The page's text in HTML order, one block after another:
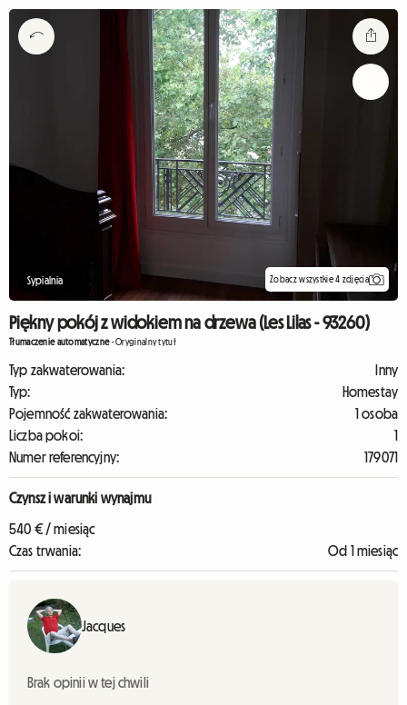
Sypialnia Zobacz wszystkie 4 zdjęcia
Piękny pokój z widokiem na drzewa (Les Lilas - 93260)
Tłumaczenie automatyczne-Oryginalny tytuł
Typ zakwaterowania:
Inny
Typ:
Homestay
Pojemność zakwaterowania:
1 osoba
Liczba pokoi:
1
Numer referencyjny:
179071
Czynsz i warunki wynajmu
540 € / miesiąc
Czas trwania:
Od 1 miesiąc
Jacques
Brak opinii w tej chwili